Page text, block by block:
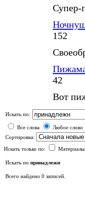
Супер-
152
42
Вот
Искать по:
Все слова Любое слово
Сортировка:
Искать только по:
Материалы
Искать по принадлежн
Всего найдено 0 записей.